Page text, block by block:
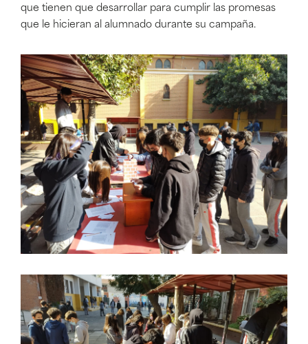
que tienen que desarrollar para cumplir las promesas
que le hicieran al alumnado durante su campaña.